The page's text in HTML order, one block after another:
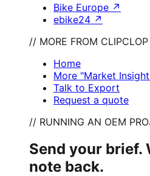
Bike Europe ↗
ebike24 ↗
// MORE FROM CLIPCLOP
Home
More "Market
Talk to Export
Request a quote
// RUNNING AN OEM
Send your brief.
note back.